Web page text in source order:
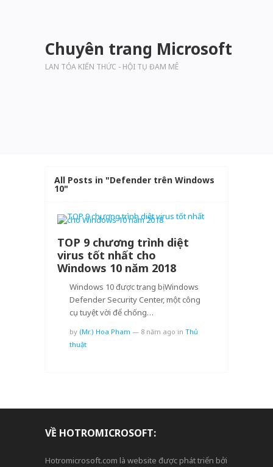
Chuyên trang Microsoft
LAN TỎA KIẾN THỨC - HỘI TỤ ĐAM MÊ
All Posts in "Defender trên Windows
10"
TOP 9 chương trình diệt
virus tốt nhất cho
Windows 10 năm 2018
Windows 10 được trang bị Windows
Defender Security Center, một công
cụ tuyệt vời để chống…
by (Mr.) Hoa Pham — 8 năm ago in Thủ
thuật
VỀ HOTROMICROSOFT:
Hotromicrosoft.com là website được phát triển bởi